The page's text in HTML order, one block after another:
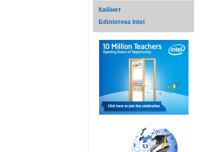
Кабінет
Бібліотека Intel